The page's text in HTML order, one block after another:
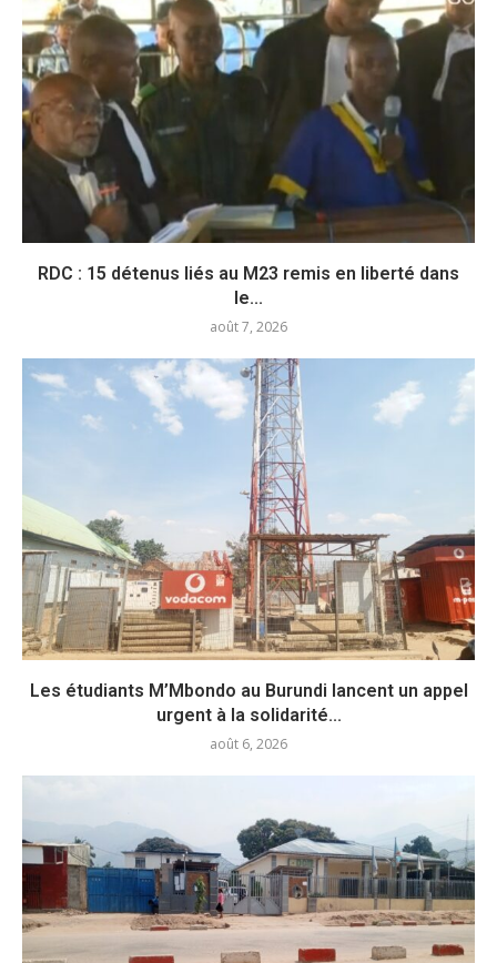
RDC : 15 détenus liés au M23 remis en liberté dans
le...
août 7, 2026
Les étudiants M’Mbondo au Burundi lancent un appel
urgent à la solidarité...
août 6, 2026